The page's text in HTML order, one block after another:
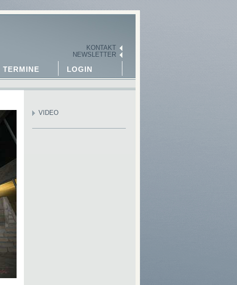
KONTAKT
NEWSLETTER
TERMINE LOGIN
VIDEO